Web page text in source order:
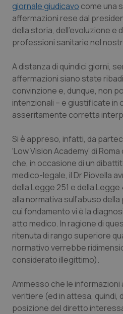
Studi e Analisi
Lettere al direttore
Edizioni Regionali
QS Pro
Professionisti Sanitari.AI
Abruzzo
Basilicata
Calabria
Campania
Emilia-Romagna
Lazio
QS Pro Gold
Artrite & artrosi
Asma & BPCO
Car-T
Colesterolo &
Diabete & glucometri
QS Club Newsletter
giornale giudicavo come una
affermazioni rese dal
della storia, dell’evoluzione e
professioni sanitarie nel
A distanza di quindici giorni,
affermazioni siano state
convinzione e, dunque, non
intenzionali – e giustificate in
asseritamente corretta
Si è appreso, infatti, da
‘Low Vision Academy’ di
che, in occasione di un
medico-legale, il Dr Piovella
della Legge 251 e della
alla normativa sull’abuso
cui fondamento vi è la
atto medico. In ragione di
ritenuta di rango superiore
normativo verrebbe
considerato illegittimo).
Ammesso che le
veritiere (ed in attesa, quindi,
posizione del diretto